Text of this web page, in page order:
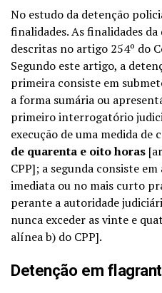
No estudo da detenção
finalidades. As finalidades
descritas no artigo 254º do
Segundo este artigo, a
primeira consiste em
a forma sumária ou
primeiro interrogatório
execução de uma medida de
de quarenta e oito horas
CPP]; a segunda consiste
imediata ou no mais curto
perante a autoridade
nunca exceder as vinte e
alínea b) do CPP].
Detenção em